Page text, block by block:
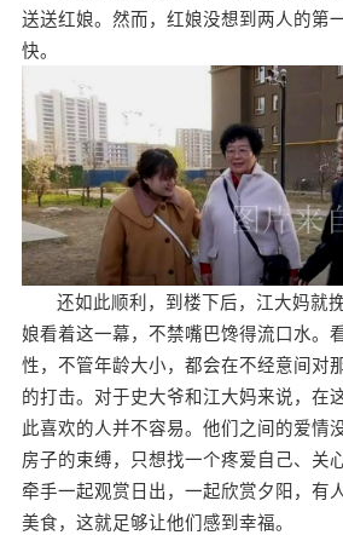
送送红娘。然而，红娘没想到两人的第
快。
还如此顺利，到楼下后，江大妈就
娘看着这一幕，不禁嘴巴馋得流口水。
性，不管年龄大小，都会在不经意间对
的打击。对于史大爷和江大妈来说，在
此喜欢的人并不容易。他们之间的爱情
房子的束缚，只想找一个疼爱自己、关
牵手一起观赏日出，一起欣赏夕阳，有
美食，这就足够让他们感到幸福。